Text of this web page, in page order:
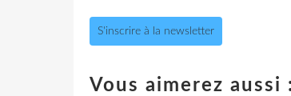
S'inscrire à la newsletter
Vous aimerez aussi :